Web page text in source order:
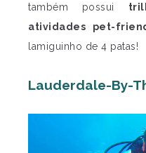
também possui
atividades pet-
lamiguinho de 4 patas!
Lauderdale-By-